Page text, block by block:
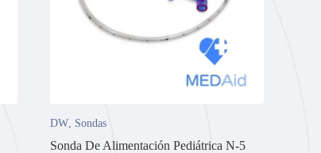
DW, Sondas
Sonda De Alimentación Pediátrica N-5